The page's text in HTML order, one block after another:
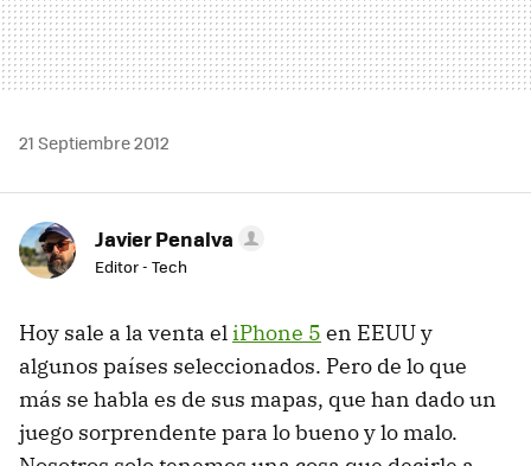
21 Septiembre 2012
Javier Penalva
Editor - Tech
Hoy sale a la venta eliPhone 5 en EEUUy
algunos países seleccionados. Pero de lo que
más se habla es de sus mapas, que han dado un
juego sorprendente para lo bueno y lo malo.